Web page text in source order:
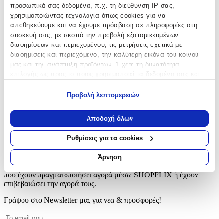
προσωπικά σας δεδομένα, π.χ. τη διεύθυνση IP σας,
χρησιμοποιώντας τεχνολογία όπως cookies για να
αποθηκεύουμε και να έχουμε πρόσβαση σε πληροφορίες στη
συσκευή σας, με σκοπό την προβολή εξατομικευμένων
διαφημίσεων και περιεχομένου, τις μετρήσεις σχετικά με
διαφημίσεις και περιεχόμενο, την καλύτερη εικόνα του κοινού
μας και την ανάπτυξη προϊόντων. Έχετε τη δυνατότητα
Να συλλέξουμε πληροφορίες σχετικά με τη γεωγραφική
σας τοποθεσία, οι οποίες μπορεί να είναι ακριβείς σε
απόσταση μερικών μέτρων
Να αναγνωρίσουμε τη συσκευή σας σαρώνοντας ενεργά
για συγκεκριμένα χαρακτηριστικά (δακτυλικό αποτύπωμα)
Μάθετε περισσότερα σχετικά με τον τρόπο επεξεργασίας των
προσωπικών σας δεδομένων και καθορίστε τις προτιμήσεις σας
στηνενότητα “Λεπτομέρειες”
Δήλωση Cookies.
Προβολή λεπτομερειών
Αποδοχή όλων
Ρυθμίσεις για τα cookies
Άρνηση
Μπρελόκ
Χρώμα:
Μπλε
Κατασκευαστής:
Προς το παρόν δεν υπάρχουν άλλες αξιολογήσεις. Όταν
προστεθούν, θα εμφανιστούν εδώ.
Πώς υπολογίζεται η βαθμολογία
Η τελική βαθμολογία βασίζεται αποκλειστικά σε κριτικές χρηστών
που έχουν πραγματοποιήσει αγορά μέσω SHOPFLIX ή έχουν
επιβεβαιώσει την αγορά τους.
Γράψου στο Νewsletter μας για νέα & προσφορές!